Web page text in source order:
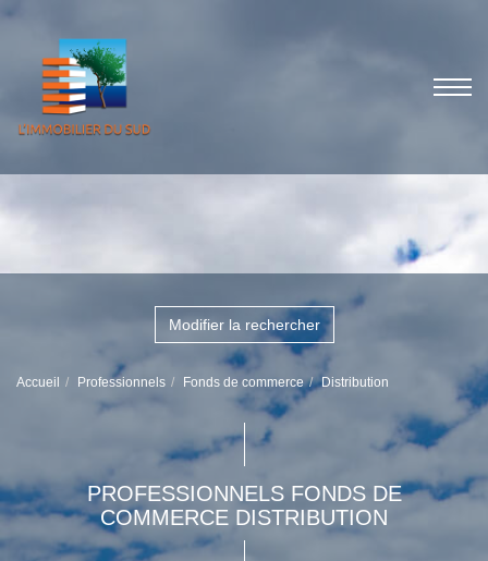
Modifier la rechercher
Accueil Professionnels Fonds de commerce Distribution
PROFESSIONNELS FONDS DE
COMMERCE DISTRIBUTION